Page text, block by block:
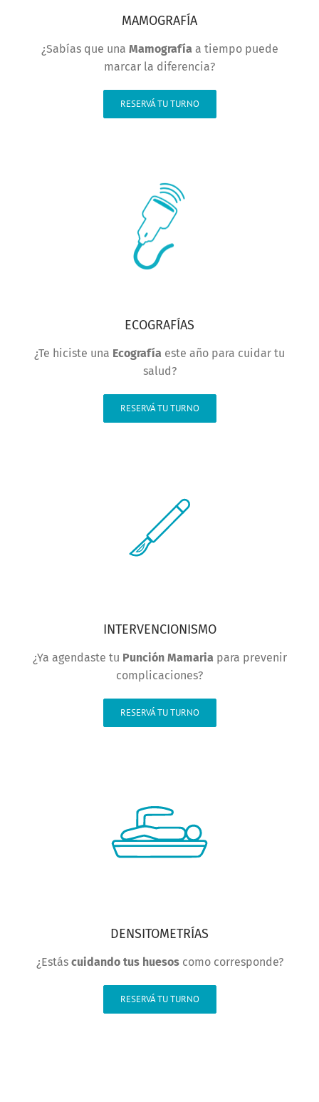
MAMOGRAFÍA
¿Sabías que una Mamografíaa tiempo puede
marcar la diferencia?
RESERVÁ TU TURNO
ECOGRAFÍAS
¿Te hiciste una Ecografía este año para cuidar tu
salud?
RESERVÁ TU TURNO
INTERVENCIONISMO
¿Ya agendaste tu Punción Mamariapara prevenir
complicaciones?
RESERVÁ TU TURNO
DENSITOMETRÍAS
¿Estás cuidando tus huesoscomo corresponde?
RESERVÁ TU TURNO